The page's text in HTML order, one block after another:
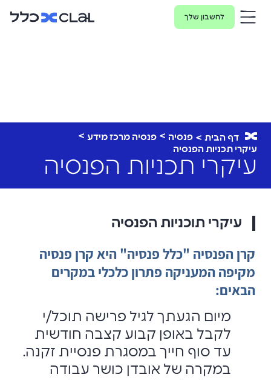
לחשבון שלך
דף הבית פנסיה
פנסיה מרכז מידע
עיקרי תכניות הפנסיה
עיקרי תכניות הפנסיה
עיקרי תוכניות הפנסיה
קרן הפנסיה "כלל פנסיה" היא קרן פנסיה
מקיפה המעניקה פתרון כלכלי במקרים
הבאים:
מיום הגעתך לגיל פרישה תוכל/י
לקבל באופן קבוע קצבה חודשית
עד סוף חייך במסגרת פנסיית זקנה.
במקרה של אובדן כושר עבודה